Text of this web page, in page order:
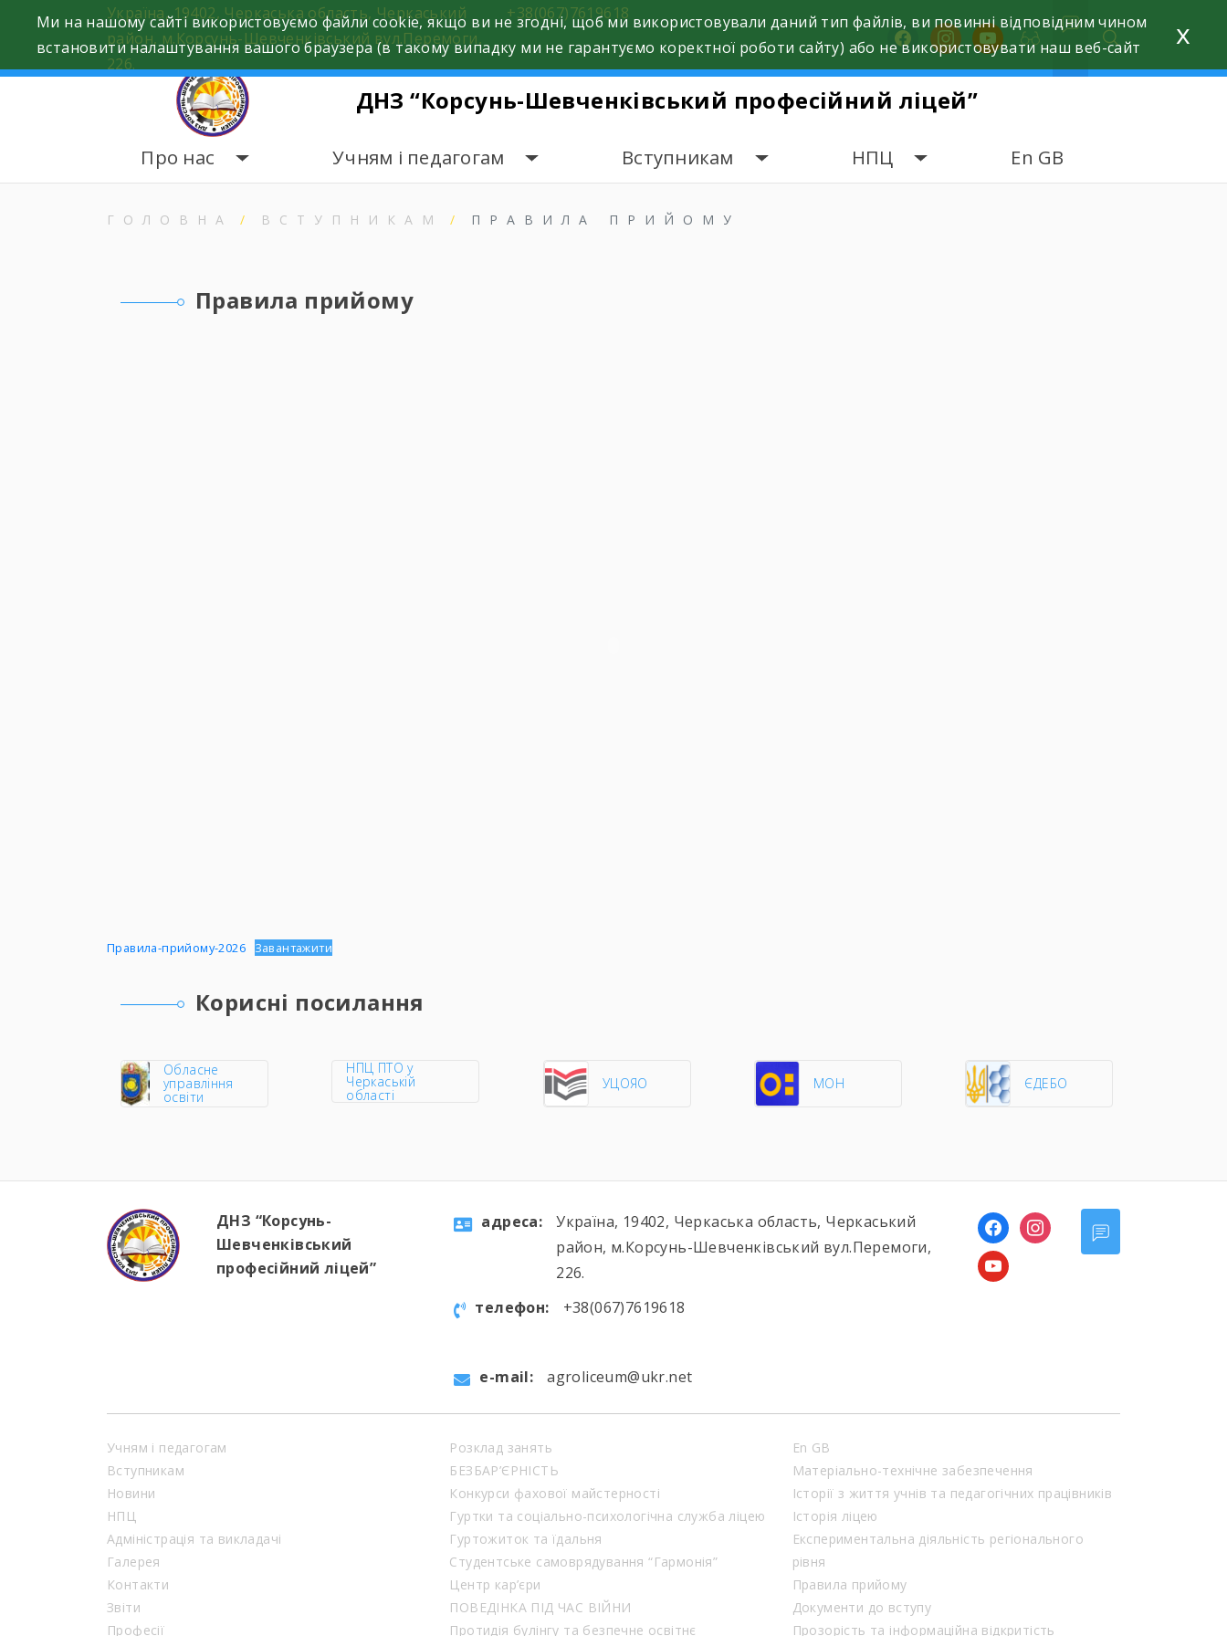
Україна, 19402, Черкаська область, Черкаський
район, м.Корсунь-Шевченківський вул.Перемоги,
226.
+38(067)7619618
facebookinstagramyoutube
ДНЗ “Корсунь-Шевченківський професійний ліцей”
Про нас Учням і педагогам Вступникам НПЦ En GB
ГОЛОВНА ВСТУПНИКАМ ПРАВИЛА ПРИЙОМУ
Правила прийому
Правила-прийому-2026 Завантажити
Корисні посилання
Обласне
управління
освіти
НПЦ ПТО у
Черкаській
області
УЦОЯО МОН ЄДЕБО
Ми на нашому сайті використовуємо файли cookie, якщо ви не згодні, щоб ми використовували даний тип файлів, ви повинні відповідним чином
встановити налаштування вашого браузера (в такому випадку ми не гарантуємо коректної роботи сайту) або не використовувати наш веб-сайт
x
ДНЗ “Корсунь-
Шевченківський
професійний ліцей”
aдресa:
Україна, 19402, Черкаська область, Черкаський
район, м.Корсунь-Шевченківський вул.Перемоги,
226.
телефон:
+38(067)7619618
e-mail: agroliceum@ukr.net
facebookinstagram
youtube
Учням і педагогам
Вступникам
Новини
НПЦ
Адміністрація та викладачі
Галерея
Контакти
Звіти
Професії
Розклад занять
БЕЗБАР’ЄРНІСТЬ
Конкурси фахової майстерності
Гуртки та соціально-психологічна служба ліцею
Гуртожиток та їдальня
Студентське самоврядування “Гармонія”
Центр кар’єри
ПОВЕДІНКА ПІД ЧАС ВІЙНИ
Протидія булінгу та безпечне освітнє
En GB
Матеріально-технічне забезпечення
Історії з життя учнів та педагогічних працівників
Історія ліцею
Експериментальна діяльність регіонального
рівня
Правила прийому
Документи до вступу
Прозорість та інформаційна відкритість